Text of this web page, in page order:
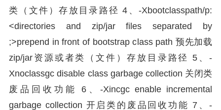
类（文件）存放目录路径 4、-Xbootclasspath/p:
<directories and zip/jar files separated by
;>prepend in front of bootstrap class path 预先加载
zip/jar资源或者类（文件）存放目录路径 5、-
Xnoclassgc disable class garbage collection 关闭类
废品回收功能 6、-Xincgc enable incremental
garbage collection 开启类的废品回收功能 7、-